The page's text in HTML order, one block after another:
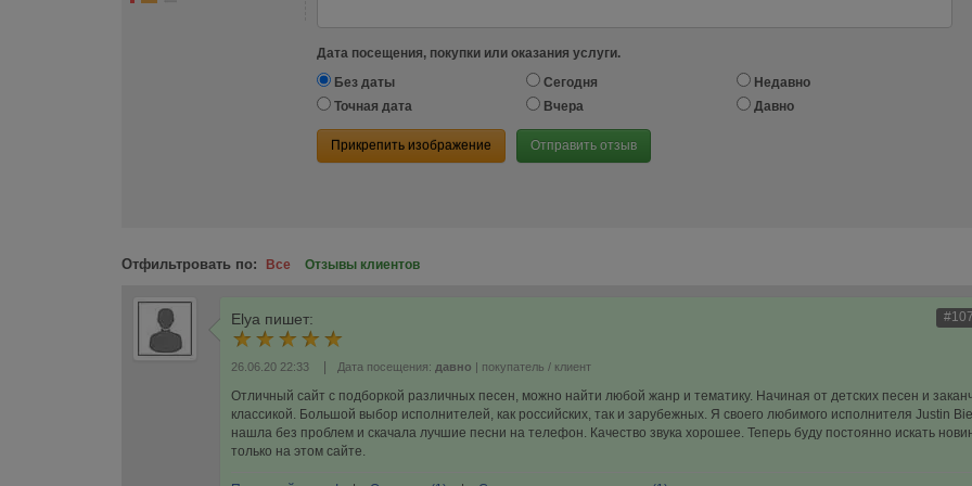
Дата посещения, покупки или оказания услуги.
Без даты
Сегодня
Недавно
Точная дата
Вчера Давно
Прикрепить изображение Отправить отзыв
Отфильтровать по: Все Отзывы клиентов
Elya пишет:
26.06.20 22:33 Дата посещения: давно | покупатель / клиент
Отличный сайт с подборкой различных песен, можно найти любой жанр и тематику. Начиная от детских песен и
классикой. Большой выбор исполнителей, как российских, так и зарубежных. Я своего любимого исполнителя Justin
нашла без проблем и скачала лучшие песни на телефон. Качество звука хорошее. Теперь буду постоянно искать
только на этом сайте.